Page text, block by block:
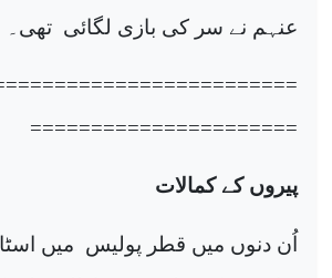
عنہم نے سر کی بازی لگائی تھی۔
======================
پیروں کے کمالات
اُن دنوں میں قطر پولیس میں